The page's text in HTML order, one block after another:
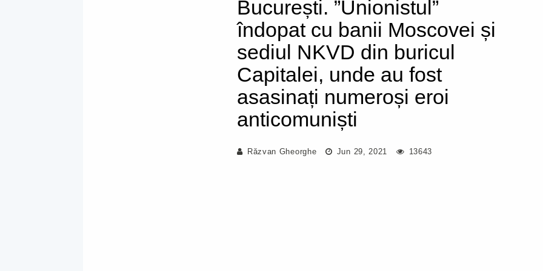
București. ”Unionistul”
îndopat cu banii Moscovei și
sediul NKVD din buricul
Capitalei, unde au fost
asasinați numeroși eroi
anticomuniști
Răzvan Gheorghe Jun 29, 2021 13643